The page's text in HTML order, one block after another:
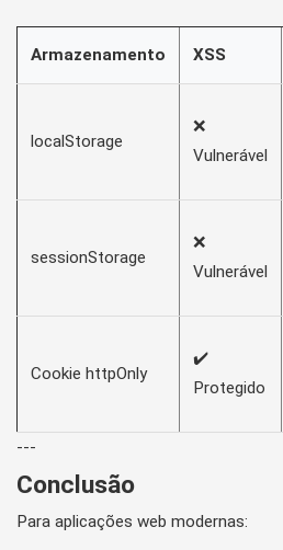
Armazenamento XSS
localStorage
❌
Vulnerável
sessionStorage
❌
Vulnerável
Cookie httpOnly
✔️
Protegido
---
Conclusão
Para aplicações web modernas: